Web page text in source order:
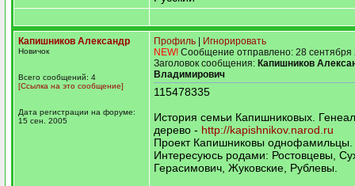
Капишников Александр
Новичок
Всего сообщений: 4
[Ссылка на это сообщение]
Дата регистрации на форуме:
15 сен. 2005
Профиль
Игнорировать
NEW! Сообщение отправлено: 28 сентября
Заголовок сообщения: Капишников
Владимирович
115478335
История семьи Капишниковых.
дерево - http://kapishnikov.narod.ru
Проект Капишниковы однофамильцы.
Интересуюсь родами: Ростовцевы,
Герасимович, Жуковские, Рублевы.